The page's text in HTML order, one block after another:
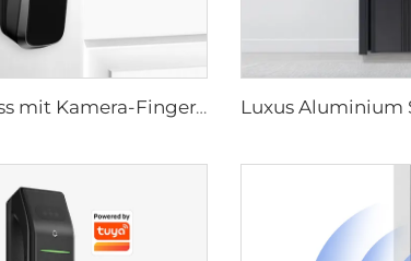
3D-Gesichtstürschloss mit Kamera-Fingerabdruck-Passwort Palm Venon Tenon A9 Pro